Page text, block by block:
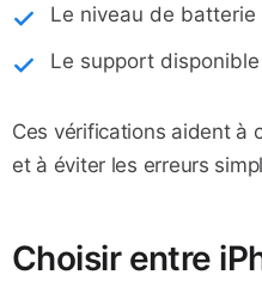
Le niveau de batterie
Le support
Ces vérifications aident à
et à éviter les erreurs
Choisir entre